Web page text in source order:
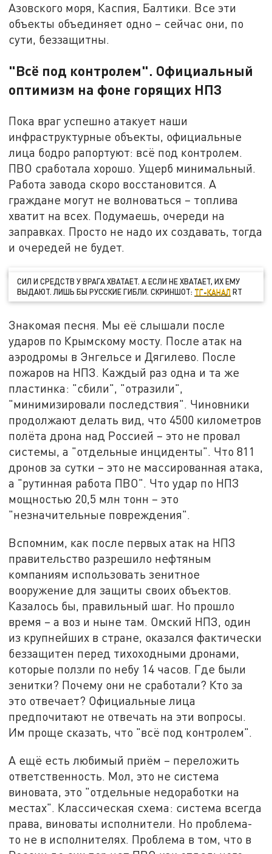
Азовского моря, Каспия, Балтики. Все эти
объекты объединяет одно – сейчас они, по
сути, беззащитны.
"Всё под контролем". Официальный
оптимизм на фоне горящих НПЗ
Пока враг успешно атакует наши
инфраструктурные объекты, официальные
лица бодро рапортуют: всё под контролем.
ПВО сработала хорошо. Ущерб минимальный.
Работа завода скоро восстановится. А
граждане могут не волноваться – топлива
хватит на всех. Подумаешь, очереди на
заправках. Просто не надо их создавать, тогда
и очередей не будет.
СИЛ И СРЕДСТВ У ВРАГА ХВАТАЕТ. А ЕСЛИ НЕ ХВАТАЕТ, ИХ ЕМУ
ВЫДАЮТ. ЛИШЬ БЫ РУССКИЕ ГИБЛИ. СКРИНШОТ: ТГ-КАНАЛ RT
Знакомая песня. Мы её слышали после
ударов по Крымскому мосту. После атак на
аэродромы в Энгельсе и Дягилево. После
пожаров на НПЗ. Каждый раз одна и та же
пластинка: "сбили", "отразили",
"минимизировали последствия". Чиновники
продолжают делать вид, что 4500 километров
полёта дрона над Россией – это не провал
системы, а "отдельные инциденты". Что 811
дронов за сутки – это не массированная атака,
а "рутинная работа ПВО". Что удар по НПЗ
мощностью 20,5 млн тонн – это
"незначительные повреждения".
Вспомним, как после первых атак на НПЗ
правительство разрешило нефтяным
компаниям использовать зенитное
вооружение для защиты своих объектов.
Казалось бы, правильный шаг. Но прошло
время – а воз и ныне там. Омский НПЗ, один
из крупнейших в стране, оказался фактически
беззащитен перед тихоходными дронами,
которые ползли по небу 14 часов. Где были
зенитки? Почему они не сработали? Кто за
это отвечает? Официальные лица
предпочитают не отвечать на эти вопросы.
Им проще сказать, что "всё под контролем".
А ещё есть любимый приём – переложить
ответственность. Мол, это не система
виновата, это "отдельные недоработки на
местах". Классическая схема: система всегда
права, виноваты исполнители. Но проблема-
то не в исполнителях. Проблема в том, что в